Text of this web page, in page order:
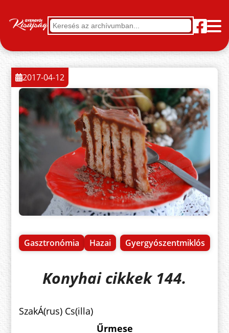
Gasztronómia Hazai Gyergyószentmiklós
2017-04-12
Konyhai cikkek 144.
SzakÁ(rus) Cs(illa)
Űrmese